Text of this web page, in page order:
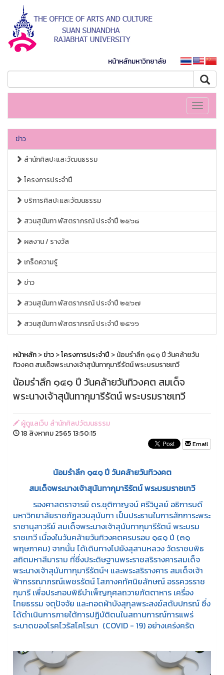
หน้าหลักมหาวิทยาลัย
Toggle
ข่าว
สำนักศิลปะและวัฒนธรรม
โครงการประจำปี
บริการศิลปะและวัฒนธรรม
สวนสุนันทา พัสตราภรณ์ ประจำปี ๒๕๖๘
ผลงาน / รางวัล
เกร็ดความรู้
ข่าว
สวนสุนันทา พัสตราภรณ์ ประจำปี ๒๕๖๗
สวนสุนันทา พัสตราภรณ์ ประจำปี ๒๕๖๖
หน้าหลัก>ข่าว>โครงการประจำปี > น้อมรำลึก ๑๔๑ ปี วันคล้ายวัน
ทิวงคต สมเด็จพระนางเจ้าสุนันทากุมารีรัตน์ พระบรมราชเทวี
น้อมรำลึก ๑๔๑ ปี วันคล้ายวันทิวงคต สมเด็จ
พระนางเจ้าสุนันทากุมารีรัตน์ พระบรมราชเทวี
ผู้ดูแลเว็บ สำนักศิลปวัฒนธรรม
18 สิงหาคม 2565 13:50:15
Email
น้อมรำลึก ๑๔๑ ปี วันคล้ายวันทิวงคต
สมเด็จพระนางเจ้าสุนันทากุมารีรัตน์ พระบรมราชเทวี
รองศาสตราจารย์ ดร.ชุติกาญจน์ ศรีวิบูลย์ อธิการบดี
มหาวิทยาลัยราชภัฏสวนสุนันทา เป็นประธานในการสักการะพระ
ราชานุสาวรีย์ สมเด็จพระนางเจ้าสุนันทากุมารีรัตน์ พระบรม
ราชเทวี เนื่องในวันคล้ายวันทิวงคตครบรอบ ๑๔๑ ปี (๓๑
พฤษภาคม) จากนั้น ได้เดินทางไปยังสุสานหลวง วัดราชบพิธ
สถิตมหาสีมาราม ที่ซึ่งประดิษฐานพระราชสริรางคารสมเด็จ
พระนางเจ้าสุนันทากุมารีรัตน์ฯ และพระสริรางคาร สมเด็จเจ้า
ฟ้ากรรณาภรณ์เพชรรัตน์ โสภางคทัศนิยลักษณ์ อรรควรราช
กุมารี เพื่อประกอบพิธีบำเพ็ญกุศลถวายภัตตาหาร เครื่อง
ไทยธรรม จตุปัจจัย และทอดผ้าบังสุกุลพระสงฆ์สดับปกรณ์ ซึ่ง
ได้ดำเนินการภายใต้การปฏิบัติตนในสถานการณ์การแพร่
ระบาดของโรคไวรัสโคโรนา (COVID - 19) อย่างเคร่งครัด